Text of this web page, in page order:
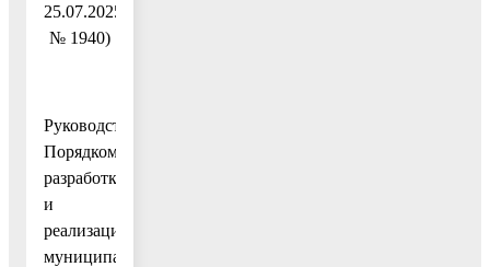
25.07.2025
№ 1940)
Руководствуясь
Порядком
разработки
и
реализации
муниципальных